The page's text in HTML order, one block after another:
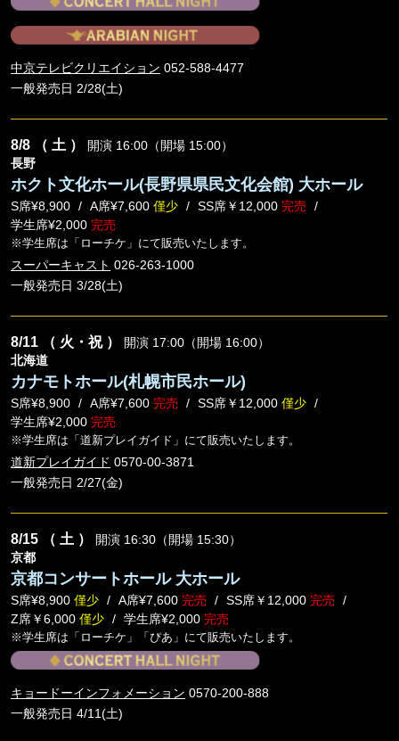
中京テレビクリエイション 052-588-4477
一般発売日 2/28(土)
8/8 （ 土 ）
開演 16:00（開場 15:00）
長野
ホクト文化ホール(長野県県民文化会館) 大ホール
S席¥8,900 A席¥7,600僅少 SS席￥12,000 完売
学生席¥2,000 完売
※学生席は「ローチケ」にて販売いたします。
スーパーキャスト 026-263-1000
一般発売日 3/28(土)
8/11 （ 火・祝 ）
開演 17:00（開場 16:00）
北海道
カナモトホール(札幌市民ホール)
S席¥8,900 A席¥7,600 完売 SS席￥12,000僅少
学生席¥2,000 完売
※学生席は「道新プレイガイド」にて販売いたします。
道新プレイガイド 0570-00-3871
一般発売日 2/27(金)
8/15 （ 土 ）
開演 16:30（開場 15:30）
京都
京都コンサートホール 大ホール
S席¥8,900僅少 A席¥7,600 完売 SS席￥12,000 完売
Z席￥6,000僅少 学生席¥2,000 完売
※学生席は「ローチケ」「ぴあ」にて販売いたします。
キョードーインフォメーション 0570-200-888
一般発売日 4/11(土)